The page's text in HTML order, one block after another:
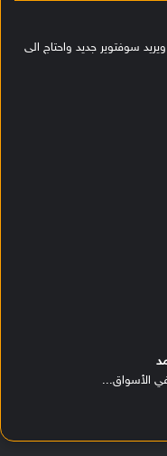
سوفتوير جديد واحتاج الى
الأسواق...